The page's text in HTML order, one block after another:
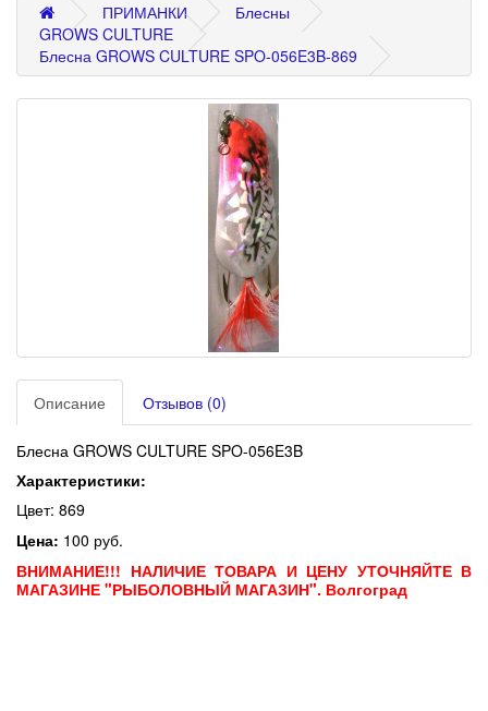
ПРИМАНКИ
Блесны
GROWS CULTURE
Блесна GROWS CULTURE SPO-056E3B-869
Описание Отзывов (0)
Блесна GROWS CULTURE SPO-056E3B
Характеристики:
Цвет: 869
Цена: 100 руб.
ВНИМАНИЕ!!! НАЛИЧИЕ ТОВАРА И ЦЕНУ УТОЧНЯЙТЕ В
МАГАЗИНЕ "РЫБОЛОВНЫЙ МАГАЗИН". Волгоград